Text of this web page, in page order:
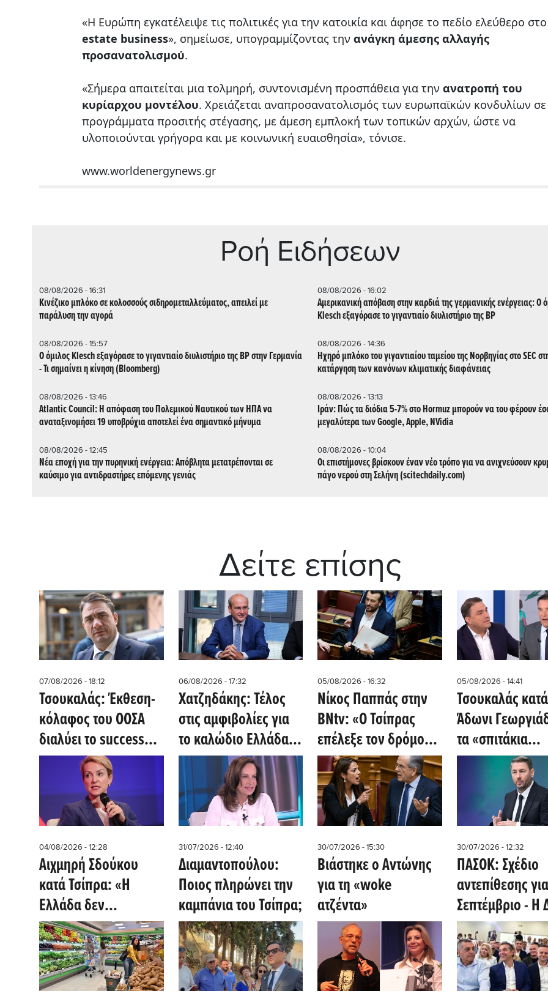
«Η Ευρώπη εγκατέλειψε τις πολιτικές για την κατοικία και άφησε το πεδίο ελεύθερο
estate business», σημείωσε, υπογραμμίζοντας την ανάγκη άμεσης αλλαγής
προσανατολισμού.
«Σήμερα απαιτείται μια τολμηρή, συντονισμένη προσπάθεια για την ανατροπή του
κυρίαρχου μοντέλου. Χρειάζεται αναπροσανατολισμός των ευρωπαϊκών κονδυλίων σε
προγράμματα προσιτής στέγασης, με άμεση εμπλοκή των τοπικών αρχών, ώστε να
υλοποιούνται γρήγορα και με κοινωνική ευαισθησία», τόνισε.
www.worldenergynews.gr
Ρoή Ειδήσεων
08/08/2026 - 16:31
Κινέζικο μπλόκο σε κολοσσούς σιδηρομεταλλεύματος, απειλεί με
παράλυση την αγορά
08/08/2026 - 16:02
Αμερικανική απόβαση στην καρδιά της γερμανικής ενέργειας: Ο
Klesch εξαγόρασε το γιγαντιαίο διυλιστήριο της BP
08/08/2026 - 15:57
Ο όμιλος Klesch εξαγόρασε το γιγαντιαίο διυλιστήριο της BP στην Γερμανία
- Τι σημαίνει η κίνηση (Βloomberg)
08/08/2026 - 14:36
Ηχηρό μπλόκο του γιγαντιαίου ταμείου της Νορβηγίας στο SEC
κατάργηση των κανόνων κλιματικής διαφάνειας
08/08/2026 - 13:46
Atlantic Council: Η απόφαση του Πολεμικού Ναυτικού των ΗΠΑ να
αναταξινομήσει 19 υποβρύχια αποτελεί ένα σημαντικό μήνυμα
08/08/2026 - 13:13
Ιράν: Πώς τα διόδια 5-7% στο Hormuz μπορούν να του φέρουν
μεγαλύτερα των Google, Apple, NVidia
08/08/2026 - 12:45
Νέα εποχή για την πυρηνική ενέργεια: Απόβλητα μετατρέπονται σε
καύσιμο για αντιδραστήρες επόμενης γενιάς
08/08/2026 - 10:04
Οι επιστήμονες βρίσκουν έναν νέο τρόπο για να ανιχνεύσουν
πάγο νερού στη Σελήνη (scitechdaily.com)
Δείτε επίσης
07/08/2026 - 18:12
Τσουκαλάς: Έκθεση-
κόλαφος του ΟΟΣΑ
διαλύει το success
story της κυβέρνησης
06/08/2026 - 17:32
Χατζηδάκης: Τέλος
στις αμφιβολίες για
το καλώδιο Ελλάδας-
Κύπρου - Η Meridiam
δίνει ψήφο
εμπιστοσύνης
05/08/2026 - 16:32
Νίκος Παππάς στην
BNtv: «Ο Τσίπρας
επέλεξε τον δρόμο
του - Ο ΣΥΡΙΖΑ γυρίζει
σελίδα»
05/08/2026 - 14:41
Τσουκαλάς κατά
Άδωνι
τα «σπιτάκια
ανακύκλωσης»:
«Γιατί οι
πλήρωσαν
έξι φορές
ακριβότερα;»
04/08/2026 - 12:28
Αιχμηρή Σδούκου
κατά Τσίπρα: «Η
Ελλάδα δεν
πληγώνει, μάχεται -
Τώρα θυμήθηκε την
Πολιτική Προστασία»
31/07/2026 - 12:40
Διαμαντοπούλου:
Ποιος πληρώνει την
καμπάνια του Τσίπρα;
30/07/2026 - 15:30
Βιάστηκε ο Αντώνης
για τη «woke
ατζέντα»
30/07/2026 - 12:32
ΠΑΣΟΚ: Σχέδιο
αντεπίθεσης
Σεπτέμβριο - Η
οι
το μεγάλο
του